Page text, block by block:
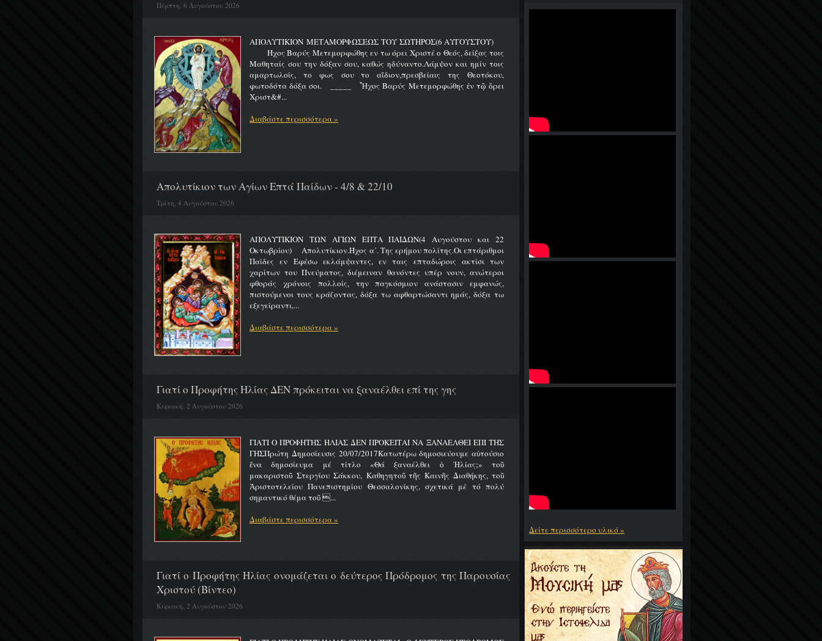
Δείτε περισσότερο υλικό »
Πέμπτη, 6 Αυγούστου 2026
ΑΠΟΛΥΤΙΚΙΟΝ ΜΕΤΑΜΟΡΦΩΣΕΩΣ ΤΟΥ ΣΩΤΗΡΟΣ(6 ΑΥΓΟΥΣΤΟΥ)
Ήχος Βαρύς Μετεμορφώθης εν τω όρει Χριστέ ο Θεός, δείξας τοις
Μαθηταίς σου την δόξαν σου, καθώς ηδύναντο.Λάμψον και ημίν τοις
αμαρτωλοίς, το φως σου το αΐδιον,πρεσβείαις της Θεοτόκου,
φωτοδότα δόξα σοι. _____ Ἦχος Βαρύς Μετεμορφώθης ἐν τῷ ὄρει
Χριστ&#...
Διαβάστε περισσότερα »
Απολυτίκιον των Αγίων Επτά Παίδων - 4/8 & 22/10
Τρίτη, 4 Αυγούστου 2026
ΑΠΟΛΥΤΙΚΙΟΝ ΤΩΝ ΑΓΙΩΝ ΕΠΤΑ ΠΑΙΔΩΝ(4 Αυγούστου και 22
Οκτωβρίου) Απολυτίκιον.Ήχος α΄. Της ερήμου πολίτης.Οι επτάριθμοι
Παίδες εν Εφέσω εκλάμψαντες, εν ταις επταδώροις ακτίσι των
χαρίτων του Πνεύματος, διέμειναν θανόντες υπέρ νουν, ανώτεροι
φθοράς χρόνοις πολλοίς, την παγκόσμιον ανάστασιν εμφανώς,
πιστούμενοι τους κράζοντας, δόξα τω αφθαρτώσαντι ημάς, δόξα τω
εξεγείραντι,...
Διαβάστε περισσότερα »
Γιατί ο Προφήτης Ηλίας ΔΕΝ πρόκειται να ξαναέλθει επί της γης
Κυριακή, 2 Αυγούστου 2026
ΓΙΑΤΙ Ο ΠΡΟΦΗΤΗΣ ΗΛΙΑΣ ΔΕΝ ΠΡΟΚΕΙΤΑΙ ΝΑ ΞΑΝΑΕΛΘΕΙ ΕΠΙ ΤΗΣ
ΓΗΣΠρώτη Δημοσίευσις 20/07/2017Κατωτέρω δημοσιεύουμε αὐτούσιο
ἕνα δημοσίευμα μέ τίτλο «Θά ξαναέλθει ὁ Ἠλίας;» τοῦ
μακαριστοῦ Στεργίου Σάκκου, Καθηγητοῦ τῆς Καινῆς Διαθήκης, τοῦ
Ἀριστοτελείου Πανεπιστημίου Θεσσαλονίκης, σχετικά μέ τό πολύ
σημαντικό θέμα τοῦ ...
Διαβάστε περισσότερα »
Γιατί ο Προφήτης Ηλίας ονομάζεται ο δεύτερος Πρόδρομος της Παρουσίας
Χριστού (Βίντεο)
Κυριακή, 2 Αυγούστου 2026